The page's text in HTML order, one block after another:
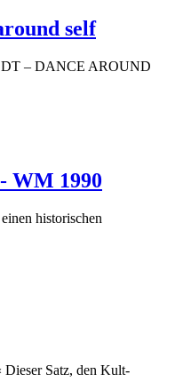
self
– DANCE AROUND
WM 1990
historischen
Dieser Satz, den Kult-